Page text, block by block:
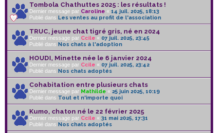
Tombola Chathuttes 2025 : les résultats !
Dernier message par Caroline « 14 juil. 2025, 18:13
Publié dans Les ventes au profit de l'association
TRUC, jeune chat tigré gris, né en 2024
Dernier message par Ccile « 07 juil. 2025, 23:45
Publié dans Nos chats à l'adoption
HOUDI, Minette née le 6 janvier 2024
Dernier message par Ccile « 07 juil. 2025, 23:42
Publié dans Nos chats adoptés
Cohabitation entre plusieurs chats
Dernier message par Mathilde « 25 juin 2025, 10:19
Publié dans Tout et n'importe quoi
Kumo, chaton né le 22 février 2025
Dernier message par Ccile « 31 mai 2025, 17:31
Publié dans Nos chats adoptés